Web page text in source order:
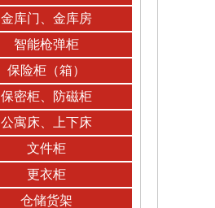
金库门、金库房
智能枪弹柜
保险柜（箱）
保密柜、防磁柜
公寓床、上下床
文件柜
更衣柜
仓储货架